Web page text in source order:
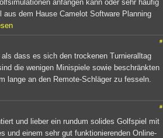
anfangen kann oder sehr häufig
dem Hause Camelot Software Planning
#
dass es sich den trockenen Turnieralltag
die wenigen Minispiele sowie beschränkten
lange an den Remote-Schläger zu fesseln.
#
und lieber ein rundum solides Golfspiel mit
und einem sehr gut funktionierenden Online-